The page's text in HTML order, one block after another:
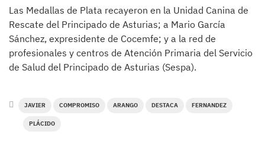
Las Medallas de Plata recayeron en la Unidad Canina de
Rescate del Principado de Asturias; a Mario García
Sánchez, expresidente de Cocemfe; y a la red de
profesionales y centros de Atención Primaria del Servicio
de Salud del Principado de Asturias (Sespa).
JAVIER COMPROMISO ARANGO DESTACA FERNANDEZ
PLÁCIDO